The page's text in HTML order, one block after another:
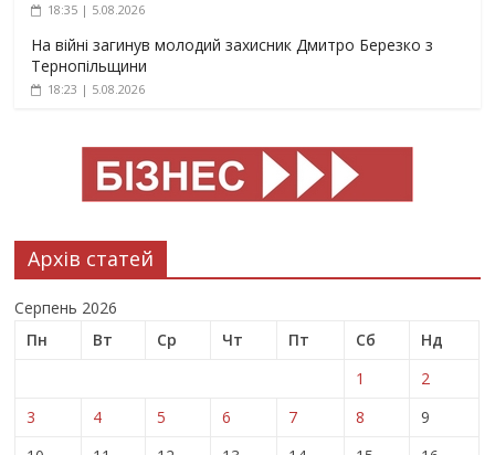
18:35 | 5.08.2026
На війні загинув молодий захисник Дмитро Березко з
Тернопільщини
18:23 | 5.08.2026
Архів статей
Серпень 2026
Пн
Вт Ср Чт Пт Сб
Нд
1
2
3
4 5 6 7 8
9